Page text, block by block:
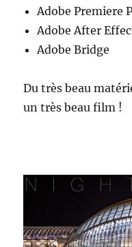
Adobe Premiere
Adobe After
Adobe Bridge
Du très beau
un très beau film !